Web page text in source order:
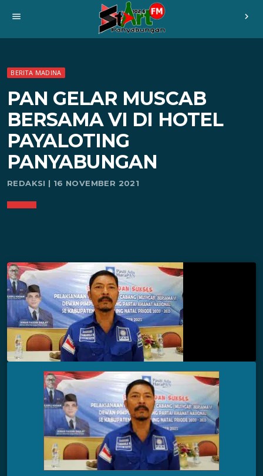
menu chevron_right
BERITA MADINA
PAN GELAR MUSCAB
BERSAMA VI DI HOTEL
PAYALOTING
PANYABUNGAN
REDAKSI | 16 NOVEMBER 2021